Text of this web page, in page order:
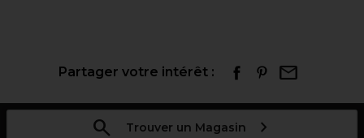
Partager votre intérêt :
Trouver un Magasin